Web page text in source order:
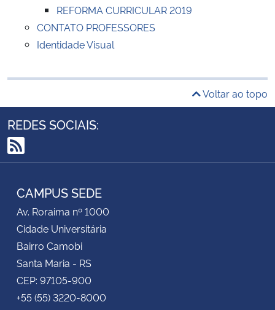
REFORMA CURRICULAR 2019
CONTATO PROFESSORES
Identidade Visual
Voltar ao topo
REDES SOCIAIS:
RSS
CAMPUS SEDE
Av. Roraima nº 1000
Cidade Universitária
Bairro Camobi
Santa Maria - RS
CEP: 97105-900
+55 (55) 3220-8000